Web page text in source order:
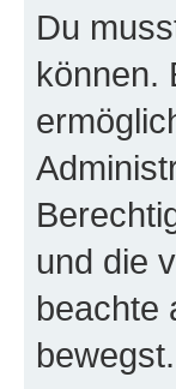
Du
können.
und die
beachte
bewegst.